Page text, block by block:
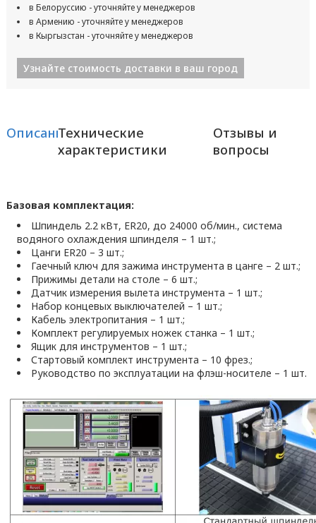
в Белоруссию - уточняйте у менеджеров
в Армению - уточняйте у менеджеров
в Кыргызстан - уточняйте у менеджеров
Узнайте стоимость доставки в ваш город
ОписаниеТехнические
характеристики
Отзывы и
вопросы
Базовая комплектация:
Шпиндель 2.2 кВт, ER20, до 24000 об/мин., система
водяного охлаждения шпинделя – 1 шт.;
Цанги ER20 – 3 шт.;
Гаечный ключ для зажима инструмента в цанге – 2 шт.;
Прижимы детали на столе – 6 шт.;
Датчик измерения вылета инструмента – 1 шт.;
Набор концевых выключателей – 1 шт.;
Кабель электропитания – 1 шт.;
Комплект регулируемых ножек станка – 1 шт.;
Ящик для инструментов – 1 шт.;
Стартовый комплект инструмента – 10 фрез.;
Руководство по эксплуатации на флэш-носителе – 1 шт.